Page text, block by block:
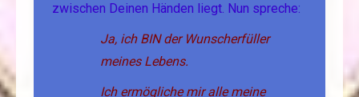
zwischen Deinen Händen liegt. Nun spreche:
Ja, ich BIN der Wunscherfüller
meines Lebens.
Ich ermögliche mir alle meine